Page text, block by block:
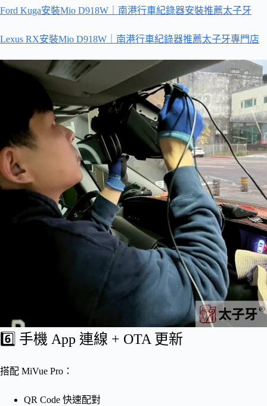
Ford Kuga安裝Mio D918W｜南港行車紀錄器安裝推薦太子牙
Lexus RX安裝Mio D918W｜南港行車紀錄器推薦太子牙專門店
6️⃣ 手機 App 連線 + OTA 更新
搭配 MiVue Pro：
QR Code 快速配對